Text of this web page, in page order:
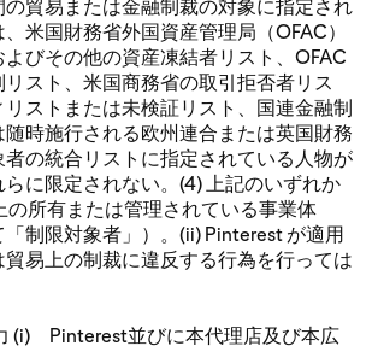
貿易または金融制裁の対象に指定され
米国財務省外国資産管理局（OFAC）
びその他の資産凍結者リスト、OFAC
スト、米国商務省の取引拒否者リス
リストまたは未検証リスト、国連金融制
時施行される欧州連合または英国財務
の統合リストに指定されている人物が
に限定されない。(4) 上記のいずれか
の所有または管理されている事業体
「制限対象者」）。(ii) Pinterest が適用
貿易上の制裁に違反する行為を行っては
(i) Pinterest並びに本代理店及び本広